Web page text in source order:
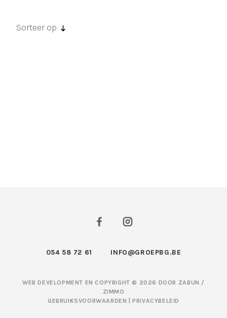
Sorteer op
054 58 72 61 INFO@GROEPBG.BE
WEB DEVELOPMENT EN COPYRIGHT © 2026 DOOR ZABUN /
ZIMMO
GEBRUIKSVOORWAARDEN
|PRIVACYBELEID